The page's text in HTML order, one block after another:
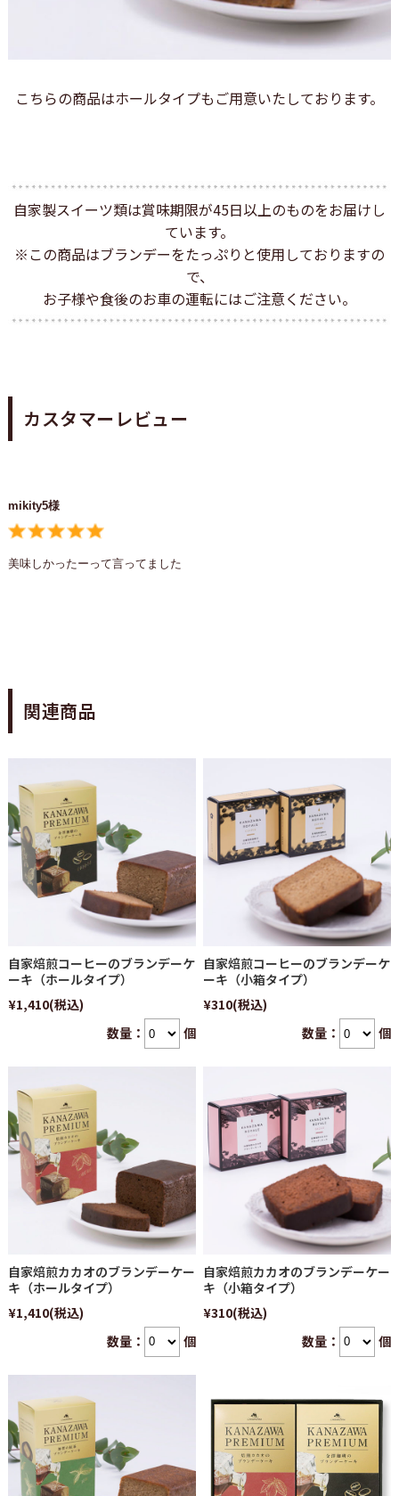
こちらの商品はホールタイプもご用意いたしております。
自家製スイーツ類は賞味期限が45日以上のものをお届けし
ています。
※この商品はブランデーをたっぷりと使用しておりますの
で、
お子様や食後のお車の運転にはご注意ください。
カスタマーレビュー
mikity5様
美味しかったーって言ってました
関連商品
自家焙煎コーヒーのブランデーケ
ーキ（ホールタイプ）
¥1,410(税込)
数量：
個
自家焙煎コーヒーのブランデーケ
ーキ（小箱タイプ）
¥310(税込)
数量：
個
自家焙煎カカオのブランデーケー
キ（ホールタイプ）
¥1,410(税込)
数量：
個
自家焙煎カカオのブランデーケー
キ（小箱タイプ）
¥310(税込)
数量：
個